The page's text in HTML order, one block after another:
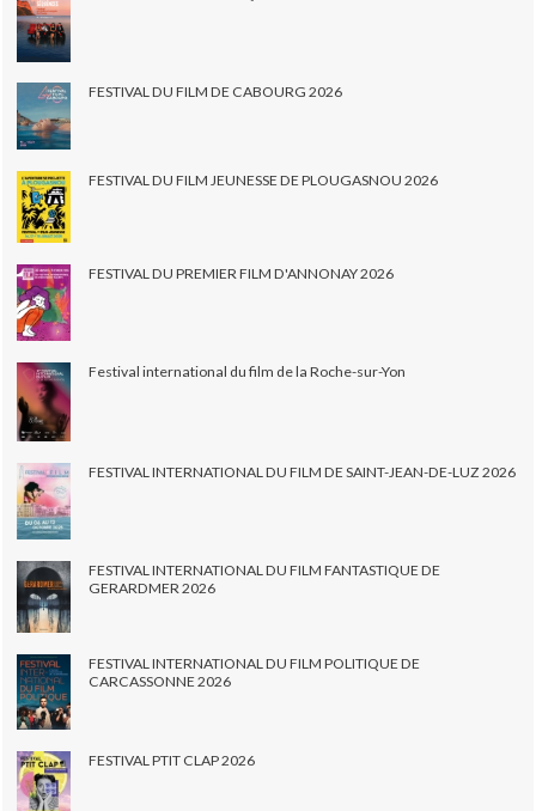
FESTIVAL DU FILM DE CABOURG 2026
FESTIVAL DU FILM JEUNESSE DE PLOUGASNOU 2026
FESTIVAL DU PREMIER FILM D'ANNONAY 2026
Festival international du film de la Roche-sur-Yon
FESTIVAL INTERNATIONAL DU FILM DE SAINT-JEAN-DE-LUZ 2026
FESTIVAL INTERNATIONAL DU FILM FANTASTIQUE DE
GERARDMER 2026
FESTIVAL INTERNATIONAL DU FILM POLITIQUE DE
CARCASSONNE 2026
FESTIVAL PTIT CLAP 2026